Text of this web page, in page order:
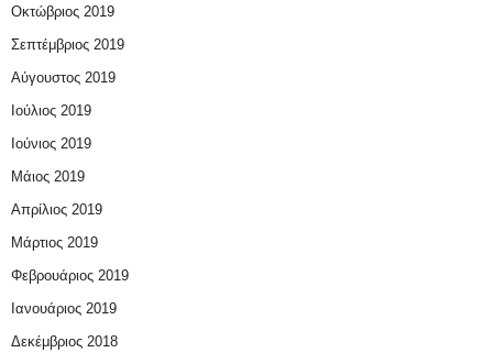
Οκτώβριος 2019
Σεπτέμβριος 2019
Αύγουστος 2019
Ιούλιος 2019
Ιούνιος 2019
Μάιος 2019
Απρίλιος 2019
Μάρτιος 2019
Φεβρουάριος 2019
Ιανουάριος 2019
Δεκέμβριος 2018